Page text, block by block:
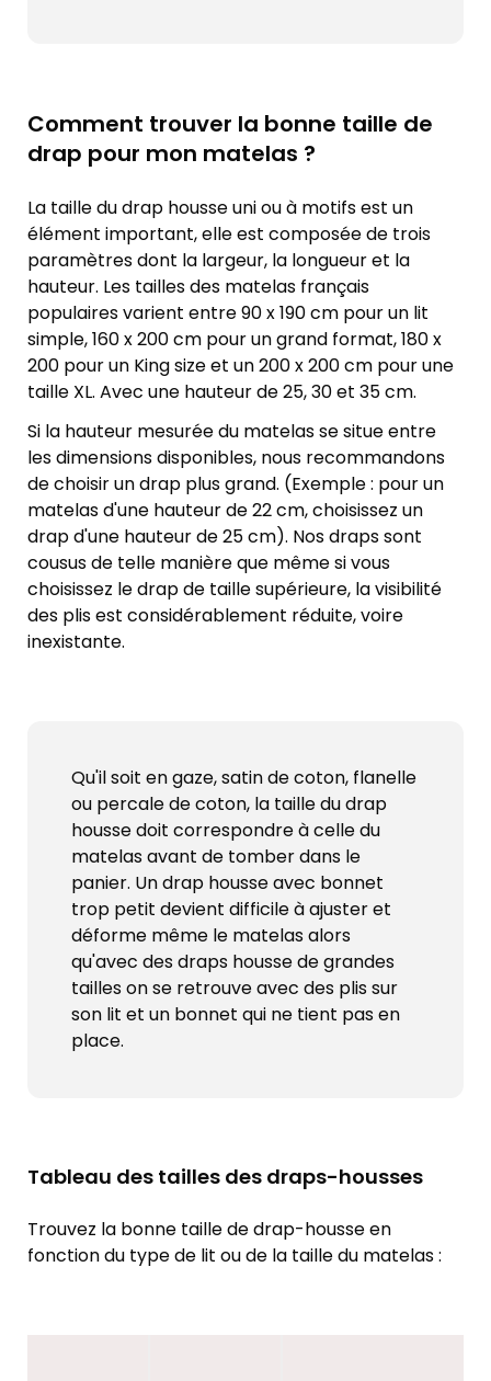
Comment trouver la bonne taille de
drap pour mon matelas ?
La taille du drap housse uni ou à motifs est un
élément important, elle est composée de trois
paramètres dont la largeur, la longueur et la
hauteur. Les tailles des matelas français
populaires varient entre 90 x 190 cm pour un lit
simple, 160 x 200 cm pour un grand format, 180 x
200 pour un King size et un 200 x 200 cm pour une
taille XL. Avec une hauteur de 25, 30 et 35 cm.
Si la hauteur mesurée du matelas se situe entre
les dimensions disponibles, nous recommandons
de choisir un drap plus grand. (Exemple : pour un
matelas d'une hauteur de 22 cm, choisissez un
drap d'une hauteur de 25 cm). Nos draps sont
cousus de telle manière que même si vous
choisissez le drap de taille supérieure, la visibilité
des plis est considérablement réduite, voire
inexistante.
Qu'il soit en gaze, satin de coton, flanelle
ou percale de coton, la taille du drap
housse doit correspondre à celle du
matelas avant de tomber dans le
panier. Un drap housse avec bonnet
trop petit devient difficile à ajuster et
déforme même le matelas alors
qu'avec des draps housse de grandes
tailles on se retrouve avec des plis sur
son lit et un bonnet qui ne tient pas en
place.
Tableau des tailles des draps-housses
Trouvez la bonne taille de drap-housse en
fonction du type de lit ou de la taille du matelas :